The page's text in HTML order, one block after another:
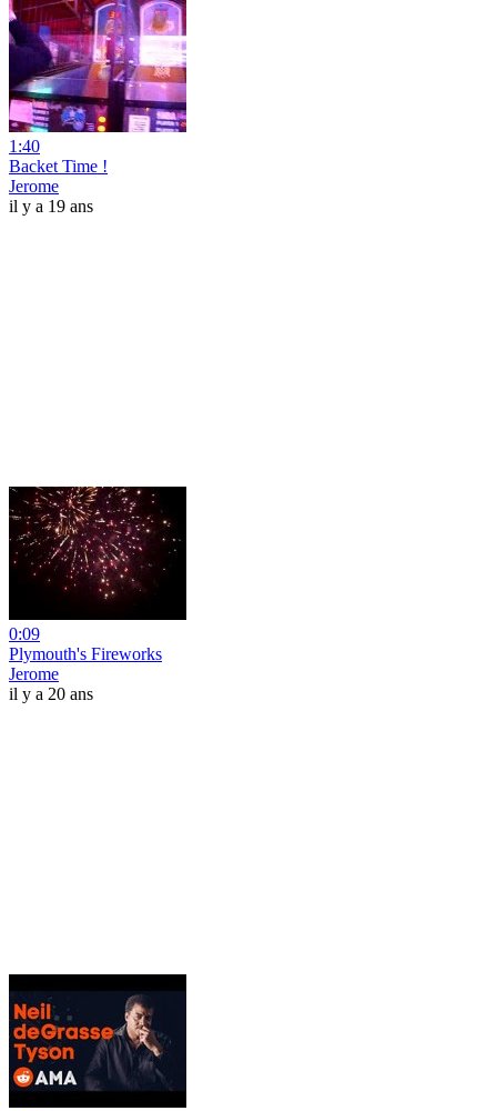
1:40
Backet Time !
Jerome
il y a 19 ans
0:09
Plymouth's Fireworks
Jerome
il y a 20 ans